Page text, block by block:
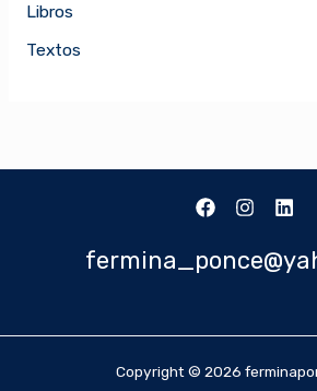
Libros
Textos
Copyright © 2026